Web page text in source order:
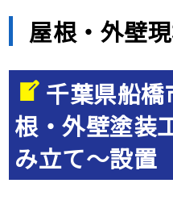
屋根・外壁
千葉県船
根・外壁塗
み立て～設置